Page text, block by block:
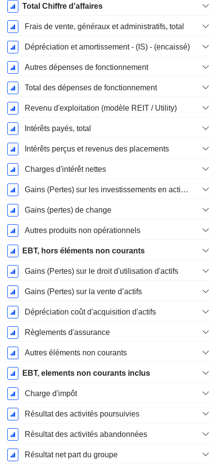
Décembre
Total Chiffre d'affaires
Frais de vente, généraux et administratifs, total
Dépréciation et amortissement - (IS) - (encaissé)
Autres dépenses de fonctionnement
Total des dépenses de fonctionnement
Revenu d'exploitation (modèle REIT / Utility)
Intérêts payés, total
Intérêts perçus et revenus des placements
Charges d'intérêt nettes
Gains (Pertes) sur les investissements en actions
Gains (pertes) de change
Autres produits non opérationnels
EBT, hors éléments non courants
Gains (Pertes) sur le droit d'utilisation d'actifs
Gains (Pertes) sur la vente d’actifs
Dépréciation coût d'acquisition d'actifs
Règlements d'assurance
Autres éléments non courants
EBT, elements non courants inclus
Charge d'impôt
Résultat des activités poursuivies
Résultat des activités abandonnées
Résultat net part du groupe